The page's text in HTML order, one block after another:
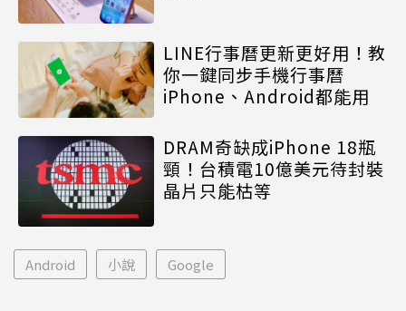
LINE行事曆更新更好用！教
你一鍵同步手機行事曆
iPhone、Android都能用
DRAM奇缺成iPhone 18瓶
頸！台積電10億美元待封裝
晶片只能枯等
Android 小說 Google